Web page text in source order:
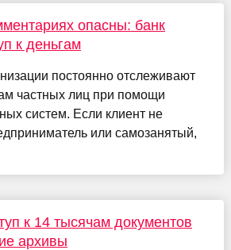
опасны: банк
к деньгам
постоянно отслеживают
частных лиц при помощи
систем. Если клиент не
или самозанятый,
к 14 тысячам документов
архивы